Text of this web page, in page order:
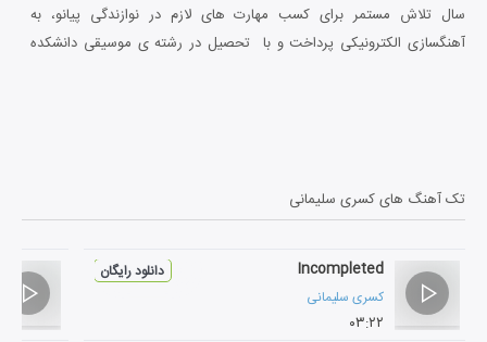
سال تلاش مستمر برای کسب مهارت های لازم در نوازندگی پیانو، به
آهنگسازی الکترونیکی پرداخت و با تحصیل در رشته ی موسیقی دانشکده
تک آهنگ هایکسری سلیمانی
Incompleted
کسری سلیمانی
۰۳:۲۲
دانلود رایگان